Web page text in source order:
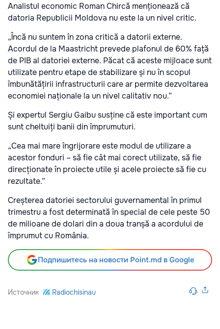
Analistul economic Roman Chircă menționează că
datoria Republicii Moldova nu este la un nivel critic.
„Încă nu suntem în zona critică a datorii externe.
Acordul de la Maastricht prevede plafonul de 60% față
de PIB al datoriei externe. Păcat că aceste mijloace sunt
utilizate pentru etape de stabilizare și nu în scopul
îmbunătățirii infrastructurii care ar permite dezvoltarea
economiei naționale la un nivel calitativ nou.”
Și expertul Sergiu Gaibu susține că este important cum
sunt cheltuiți banii din împrumuturi.
„Cea mai mare îngrijorare este modul de utilizare a
acestor fonduri – să fie cât mai corect utilizate, să fie
direcționate în proiecte utile și acele proiecte să fie cu
rezultate.”
Creșterea datoriei sectorului guvernamental în primul
trimestru a fost determinată în special de cele peste 50
de milioane de dolari din a doua tranșă a acordului de
împrumut cu România.
Подпишитесь на новости Point.md в Google
Источник Radiochisinau